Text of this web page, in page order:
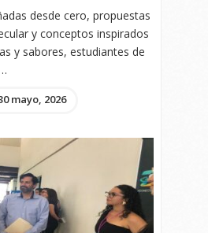
desde cero, propuestas
y conceptos inspirados
y sabores, estudiantes de
mayo, 2026